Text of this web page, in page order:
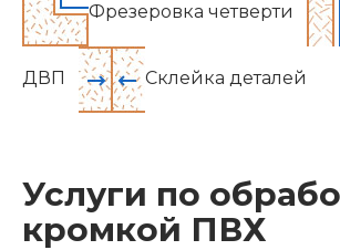
Фрезеровка четверти
ДВП Склейка деталей
Услуги по
кромкой ПВХ